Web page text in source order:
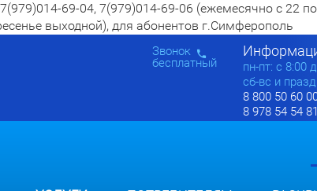
69-04, 7(979)014-69-06 (ежемесячно с 22
выходной), для абонентов г.Симферополь
пн-пт: c 8:00
сб-вс и
8 800 50 60
8 978 54 54
Звонок
бесплатный